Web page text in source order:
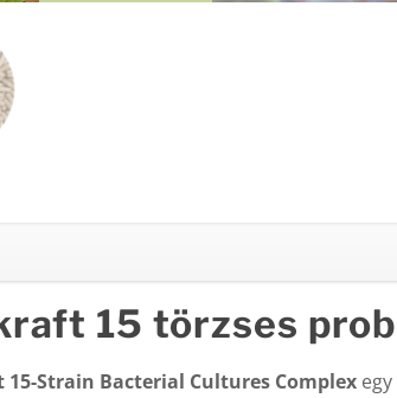
15 törzses
Strain Bacterial Cultures Complexegy